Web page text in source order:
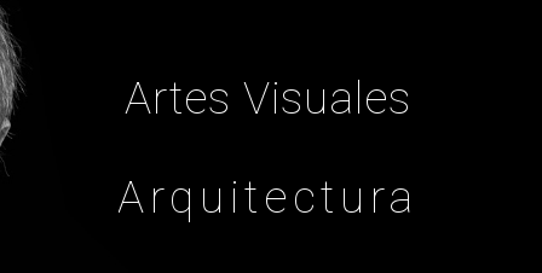
Artes Visuales
Arquitectura